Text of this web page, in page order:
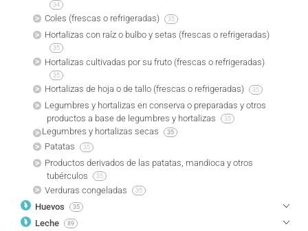
34
Coles (frescas o refrigeradas) 35
Hortalizas con raíz o bulbo y setas (frescas o refrigeradas)
35
Hortalizas cultivadas por su fruto (frescas o refrigeradas)
35
Hortalizas de hoja o de tallo (frescas o refrigeradas) 35
Legumbres y hortalizas en conserva o preparadas y otros
productos a base de legumbres y hortalizas
35
Legumbres y hortalizas secas 35
Patatas 35
Productos derivados de las patatas, mandioca y otros
tubérculos
35
Verduras congeladas 35
Huevos 35
Leche 89